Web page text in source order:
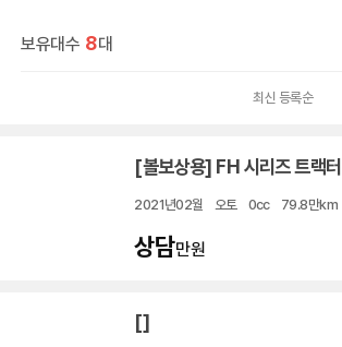
보유대수 8대
[볼보상용] FH 시리즈 트랙터
2021년02월 오토 0cc 79.8만km
상담만원
[]